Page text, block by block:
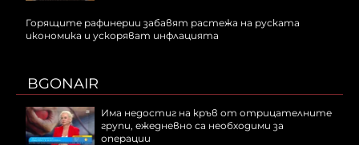
Горящите рафинерии забавят растежа на руската
икономика и ускоряват инфлацията
BGONAIR
Има недостиг на кръв от отрицателните
групи, ежедневно са необходими за
операции